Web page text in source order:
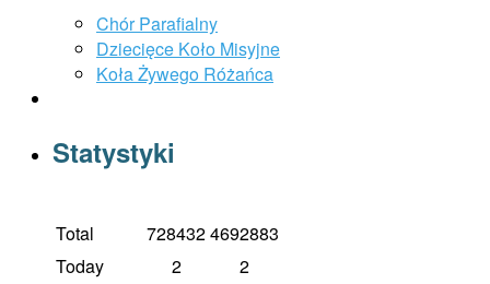
Chór Parafialny
Dziecięce Koło Misyjne
Koła Żywego Różańca
Statystyki
Total 7284324692883
Today
2
2